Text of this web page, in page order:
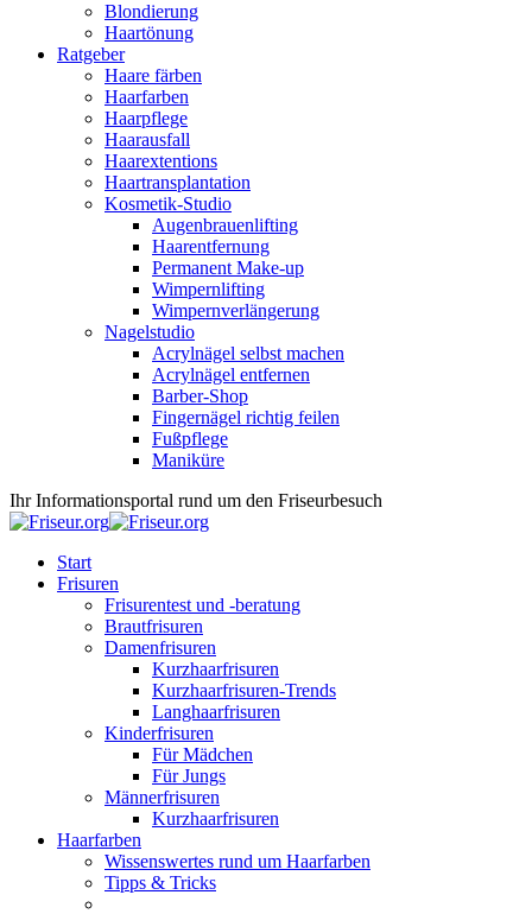
Blondierung
Haartönung
Ratgeber
Haare färben
Haarfarben
Haarpflege
Haarausfall
Haarextentions
Haartransplantation
Kosmetik-Studio
Augenbrauenlifting
Haarentfernung
Permanent Make-up
Wimpernlifting
Wimpernverlängerung
Nagelstudio
Acrylnägel selbst machen
Acrylnägel entfernen
Barber-Shop
Fingernägel richtig feilen
Fußpflege
Maniküre
Ihr Informationsportal rund um den Friseurbesuch
Start
Frisuren
Frisurentest und -beratung
Brautfrisuren
Damenfrisuren
Kurzhaarfrisuren
Kurzhaarfrisuren-Trends
Langhaarfrisuren
Kinderfrisuren
Für Mädchen
Für Jungs
Männerfrisuren
Kurzhaarfrisuren
Haarfarben
Wissenswertes rund um Haarfarben
Tipps & Tricks